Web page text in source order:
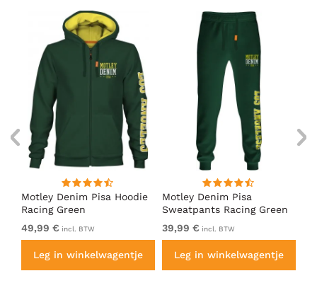
Motley Denim Pisa Hoodie
Racing Green
49,99 € incl. BTW
Leg in winkelwagentje
Motley Denim Pisa
Sweatpants Racing Green
39,99 € incl. BTW
Leg in winkelwagentje